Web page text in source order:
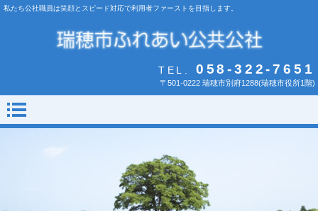
私たち公社職員は笑顔とスピード対応で利用者ファーストを目指します。
TEL. 058-322-7651
〒501-0222 瑞穂市別府1288(瑞穂市役所1階)